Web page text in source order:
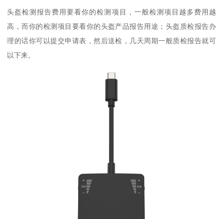
头盔检测报告费用要看你的检测项目，一般检测项目越多费用越
高，而你的检测项目要看你的头盔产品报告用途；头盔质检报告办
理的话你可以提交申请表，然后送检，几天周期一般质检报告就可
以下来。